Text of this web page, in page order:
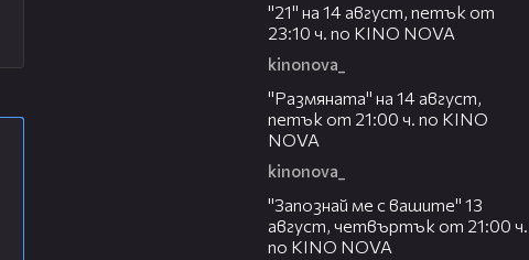
"21" на 14 август, петък от
23:10 ч. по KINO NOVA
kinonova_
"Размянaта" на 14 август,
петък от 21:00 ч. по KINO
NOVA
kinonova_
"Запознай ме с вашите" 13
август, четвъртък от 21:00 ч.
по KINO NOVA